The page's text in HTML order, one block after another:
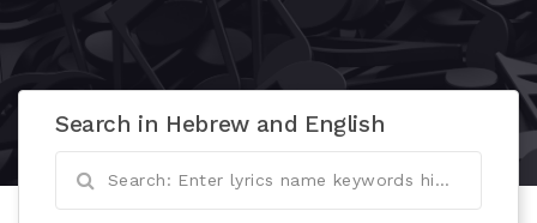
Search in Hebrew and English